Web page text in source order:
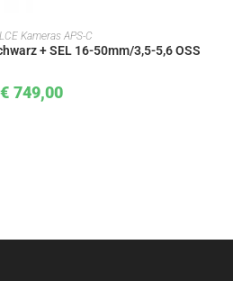
WARENKORB
Kameras APS-C
+ SEL 16-50mm/3,5-5,6 OSS
€ 749,00